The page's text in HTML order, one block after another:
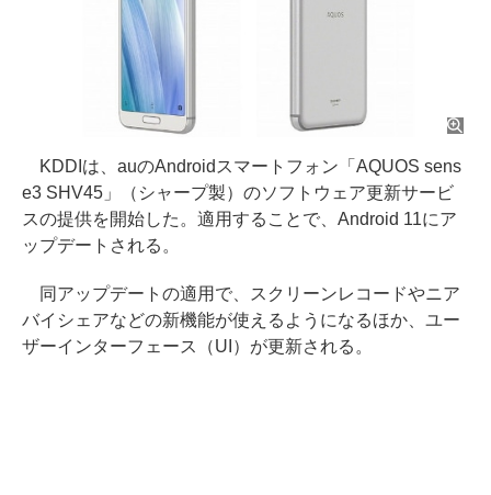
KDDIは、auのAndroidスマートフォン「AQUOS sens
e3 SHV45」（シャープ製）のソフトウェア更新サービ
スの提供を開始した。適用することで、Android 11にア
ップデートされる。
同アップデートの適用で、スクリーンレコードやニア
バイシェアなどの新機能が使えるようになるほか、ユー
ザーインターフェース（UI）が更新される。